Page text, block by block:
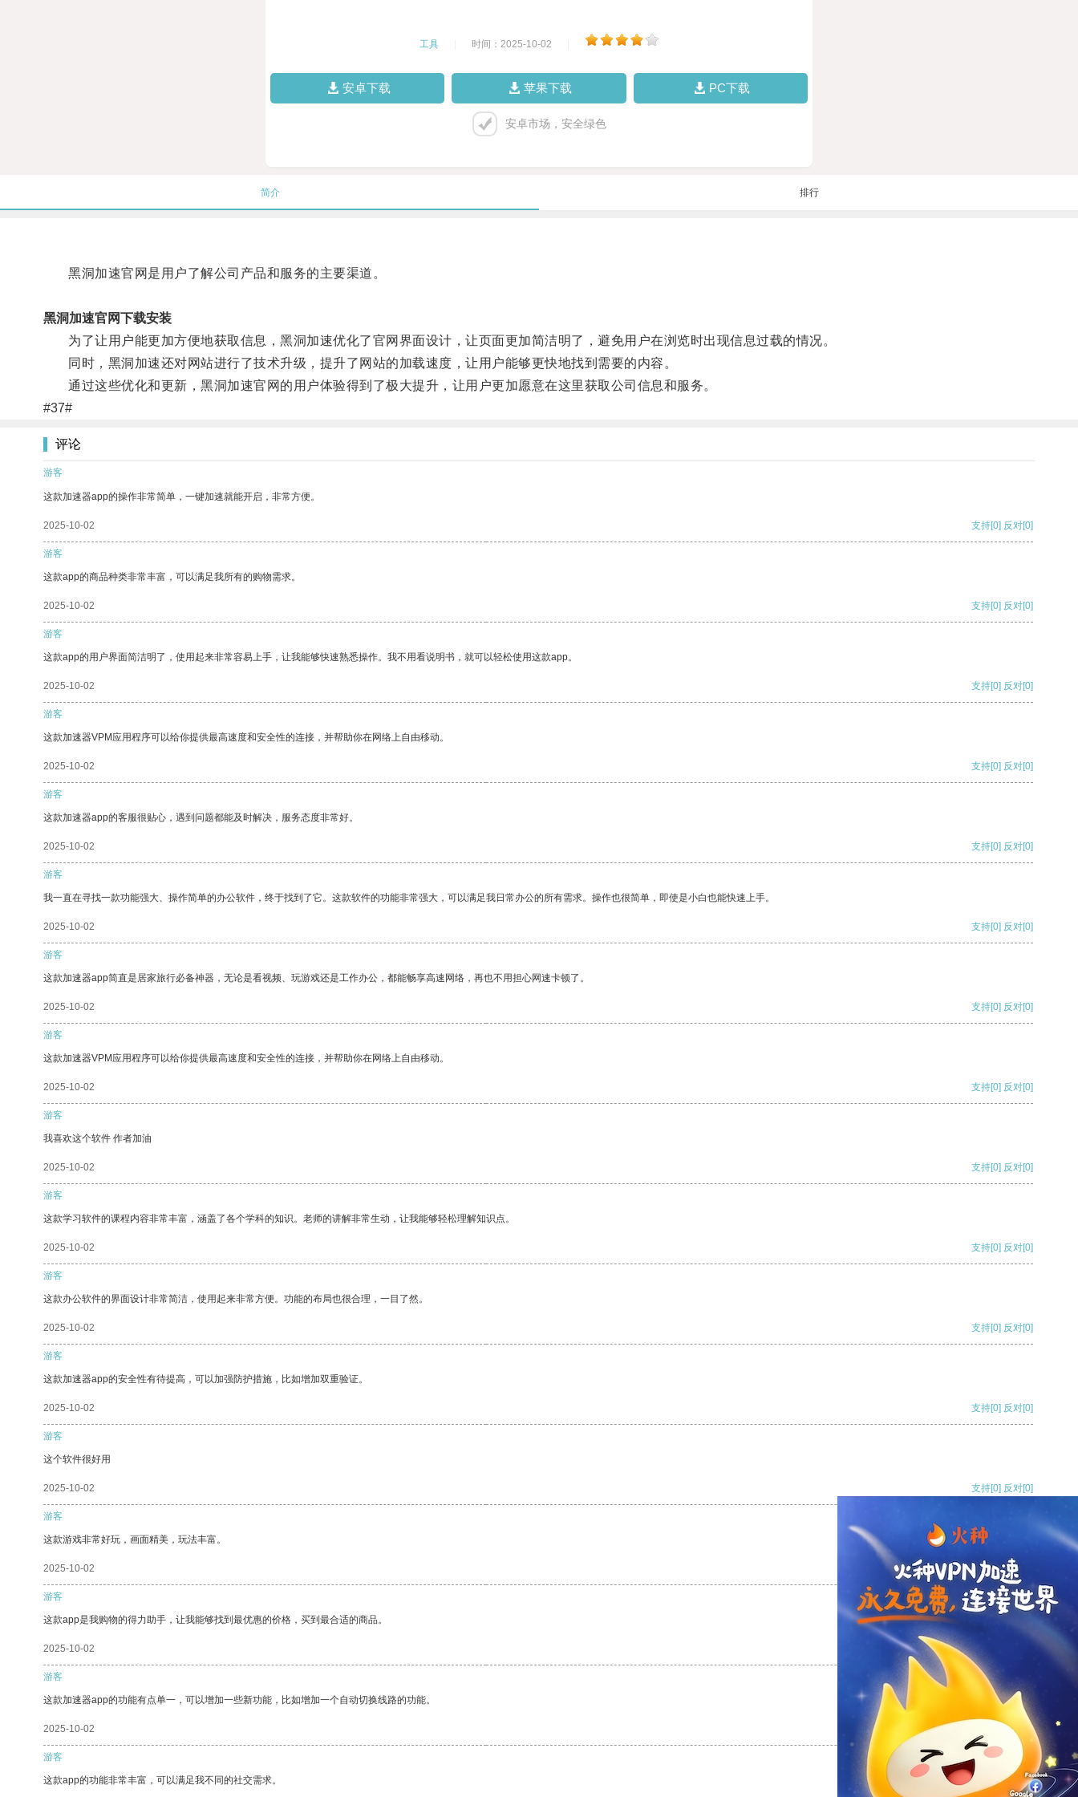
工具 时间：2025-10-02
安卓下载 苹果下载 PC下载
安卓市场，安全绿色
简介 排行
黑洞加速官网是用户了解公司产品和服务的主要渠道。
黑洞加速官网下载安装
为了让用户能更加方便地获取信息，黑洞加速优化了官网界面设计，让页面更加简洁明了，避免用户在浏览时出现信息过载的情况。
同时，黑洞加速还对网站进行了技术升级，提升了网站的加载速度，让用户能够更快地找到需要的内容。
通过这些优化和更新，黑洞加速官网的用户体验得到了极大提升，让用户更加愿意在这里获取公司信息和服务。
#37#
评论
游客
这款加速器app的操作非常简单，一键加速就能开启，非常方便。
2025-10-02 支持[0] 反对[0]
游客
这款app的商品种类非常丰富，可以满足我所有的购物需求。
2025-10-02 支持[0] 反对[0]
游客
这款app的用户界面简洁明了，使用起来非常容易上手，让我能够快速熟悉操作。我不用看说明书，就可以轻松使用这款app。
2025-10-02 支持[0] 反对[0]
游客
这款加速器VPM应用程序可以给你提供最高速度和安全性的连接，并帮助你在网络上自由移动。
2025-10-02 支持[0] 反对[0]
游客
这款加速器app的客服很贴心，遇到问题都能及时解决，服务态度非常好。
2025-10-02 支持[0] 反对[0]
游客
我一直在寻找一款功能强大、操作简单的办公软件，终于找到了它。这款软件的功能非常强大，可以满足我日常办公的所有需求。操作也很简单，即使是小白也能快速上手。
2025-10-02 支持[0] 反对[0]
游客
这款加速器app简直是居家旅行必备神器，无论是看视频、玩游戏还是工作办公，都能畅享高速网络，再也不用担心网速卡顿了。
2025-10-02 支持[0] 反对[0]
游客
这款加速器VPM应用程序可以给你提供最高速度和安全性的连接，并帮助你在网络上自由移动。
2025-10-02 支持[0] 反对[0]
游客
我喜欢这个软件 作者加油
2025-10-02 支持[0] 反对[0]
游客
这款学习软件的课程内容非常丰富，涵盖了各个学科的知识。老师的讲解非常生动，让我能够轻松理解知识点。
2025-10-02 支持[0] 反对[0]
游客
这款办公软件的界面设计非常简洁，使用起来非常方便。功能的布局也很合理，一目了然。
2025-10-02 支持[0] 反对[0]
游客
这款加速器app的安全性有待提高，可以加强防护措施，比如增加双重验证。
2025-10-02 支持[0] 反对[0]
游客
这个软件很好用
2025-10-02 支持[0] 反对[0]
游客
这款游戏非常好玩，画面精美，玩法丰富。
2025-10-02 支持[0] 反对
游客
这款app是我购物的得力助手，让我能够找到最优惠的价格，买到最合适的商品。
2025-10-02 支持
游客
这款加速器app的功能有点单一，可以增加一些新功能，比如增加一个自动切换线路的功能。
2025-10-02 反对 [0]
游客
这款app的功能非常丰富，可以满足我不同的社交需求。